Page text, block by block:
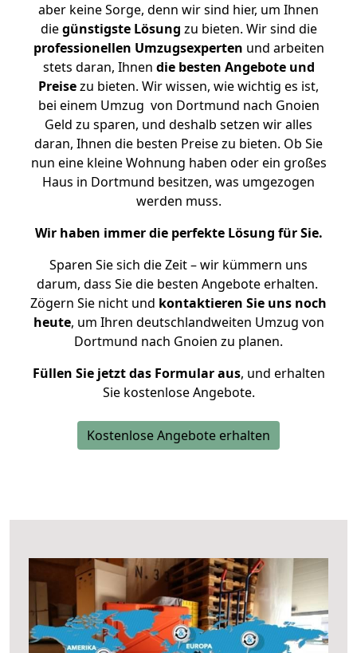
aber keine Sorge, denn wir sind hier, um Ihnen
diegünstigste Lösung zu bieten. Wir sind die
professionellen Umzugsexperten und arbeiten
stets daran, Ihnen die besten Angebote und
Preisezu bieten. Wir wissen, wie wichtig es ist,
bei einem Umzug von Dortmund nach Gnoien
Geld zu sparen, und deshalb setzen wir alles
daran, Ihnen die besten Preise zu bieten. Ob Sie
nun eine kleine Wohnung haben oder ein großes
Haus in Dortmund besitzen, was umgezogen
werden muss.
Wir haben immer die perfekte Lösung für Sie.
Sparen Sie sich die Zeit – wir kümmern uns
darum, dass Sie die besten Angebote erhalten.
Zögern Sie nicht und kontaktieren Sie uns noch
heute, um Ihren deutschlandweiten Umzug von
Dortmund nach Gnoien zu planen.
Füllen Sie jetzt das Formular aus, und erhalten
Sie kostenlose Angebote.
Kostenlose Angebote erhalten